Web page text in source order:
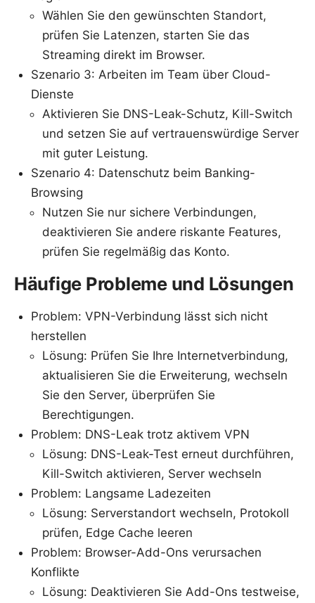
Wählen Sie den gewünschten Standort,
prüfen Sie Latenzen, starten Sie das
Streaming direkt im Browser.
Szenario 3: Arbeiten im Team über Cloud-
Dienste
Aktivieren Sie DNS-Leak-Schutz, Kill-Switch
und setzen Sie auf vertrauenswürdige Server
mit guter Leistung.
Szenario 4: Datenschutz beim Banking-
Browsing
Nutzen Sie nur sichere Verbindungen,
deaktivieren Sie andere riskante Features,
prüfen Sie regelmäßig das Konto.
Häufige Probleme und Lösungen
Problem: VPN-Verbindung lässt sich nicht
herstellen
Lösung: Prüfen Sie Ihre Internetverbindung,
aktualisieren Sie die Erweiterung, wechseln
Sie den Server, überprüfen Sie
Berechtigungen.
Problem: DNS-Leak trotz aktivem VPN
Lösung: DNS-Leak-Test erneut durchführen,
Kill-Switch aktivieren, Server wechseln
Problem: Langsame Ladezeiten
Lösung: Serverstandort wechseln, Protokoll
prüfen, Edge Cache leeren
Problem: Browser-Add-Ons verursachen
Konflikte
Lösung: Deaktivieren Sie Add-Ons testweise,